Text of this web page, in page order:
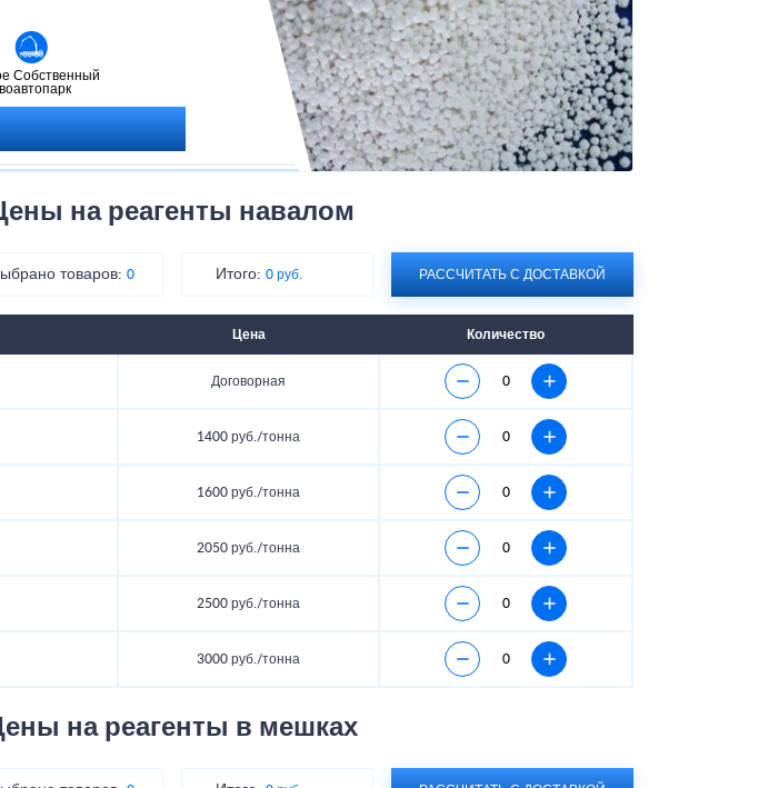
вы получаете не только
зная, что ваша безопасность
Не откладывайте заботу
противогололедные
Собственный
автопарк
на реагенты навалом
товаров: 0 Итого:0 руб. РАССЧИТАТЬ С ДОСТАВКОЙ
Цена Количество
Договорная
1400 руб./тонна
1600 руб./тонна
2050 руб./тонна
2500 руб./тонна
3000 руб./тонна
на реагенты в мешках